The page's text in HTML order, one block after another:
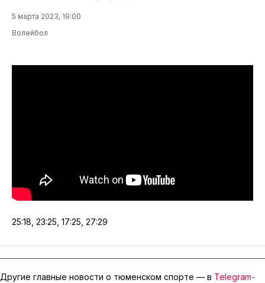
5 марта 2023, 19:00
Волейбол
25:18, 23:25, 17:25, 27:29
Другие главные новости о тюменском спорте — в Telegram-